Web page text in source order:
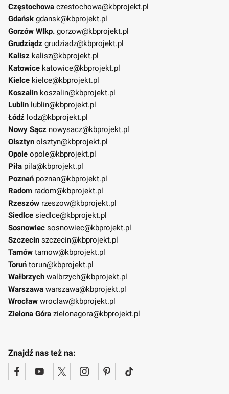
Częstochowa czestochowa@kbprojekt.pl
Gdańsk gdansk@kbprojekt.pl
Gorzów Wlkp. gorzow@kbprojekt.pl
Grudziądz grudziadz@kbprojekt.pl
Kalisz kalisz@kbprojekt.pl
Katowice katowice@kbprojekt.pl
Kielce kielce@kbprojekt.pl
Koszalin koszalin@kbprojekt.pl
Lublin lublin@kbprojekt.pl
Łódź lodz@kbprojekt.pl
Nowy Sącz nowysacz@kbprojekt.pl
Olsztyn olsztyn@kbprojekt.pl
Opole opole@kbprojekt.pl
Piła pila@kbprojekt.pl
Poznań poznan@kbprojekt.pl
Radom radom@kbprojekt.pl
Rzeszów rzeszow@kbprojekt.pl
Siedlce siedlce@kbprojekt.pl
Sosnowiec sosnowiec@kbprojekt.pl
Szczecin szczecin@kbprojekt.pl
Tarnów tarnow@kbprojekt.pl
Toruń torun@kbprojekt.pl
Wałbrzych walbrzych@kbprojekt.pl
Warszawa warszawa@kbprojekt.pl
Wrocław wroclaw@kbprojekt.pl
Zielona Góra zielonagora@kbprojekt.pl
Znajdź nas też na: